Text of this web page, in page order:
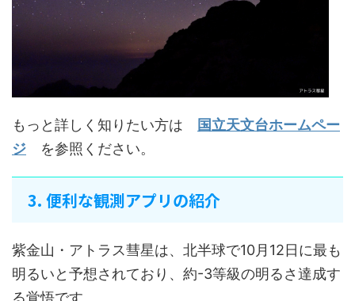
もっと詳しく知りたい方は 国立天文台ホームペー
ジ を参照ください。
3. 便利な観測アプリの紹介
紫金山・アトラス彗星は、北半球で10月12日に最も
明るいと予想されており、約-3等級の明るさ達成す
る覚悟です。